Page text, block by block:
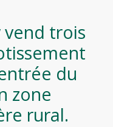
vend trois
du
zone
rural.